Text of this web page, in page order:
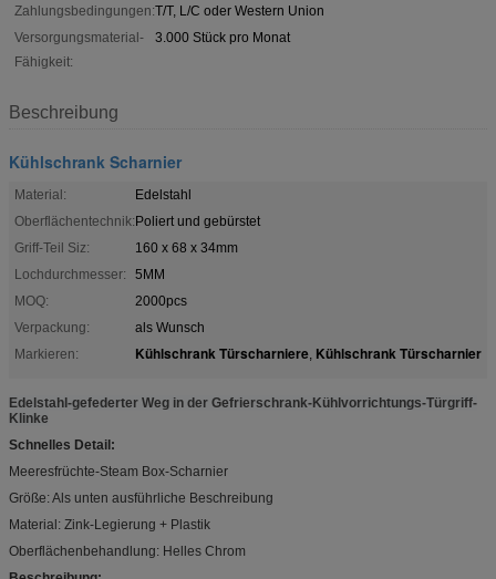
Zahlungsbedingungen:T/T, L/C oder Western Union
Versorgungsmaterial-
Fähigkeit:
3.000 Stück pro Monat
Beschreibung
Kühlschrank Scharnier
Material:
Edelstahl
Oberflächentechnik:Poliert und gebürstet
Griff-Teil Siz:
160 x 68 x 34mm
Lochdurchmesser:
5MM
MOQ:
2000pcs
Verpackung:
als Wunsch
Markieren:
Kühlschrank Türscharniere, Kühlschrank Türscharnier
Edelstahl-gefederter Weg in der Gefrierschrank-Kühlvorrichtungs-Türgriff-
Klinke
Schnelles Detail:
Meeresfrüchte-Steam Box-Scharnier
Größe: Als unten ausführliche Beschreibung
Material: Zink-Legierung + Plastik
Oberflächenbehandlung: Helles Chrom